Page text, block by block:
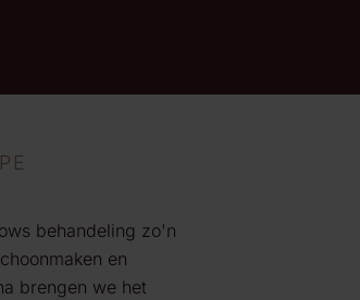
behandeling zo'n
en
brengen we het